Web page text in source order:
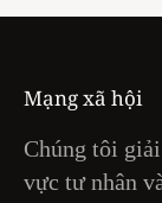
Mạng xã hội
Chúng tôi
vực tư nhân